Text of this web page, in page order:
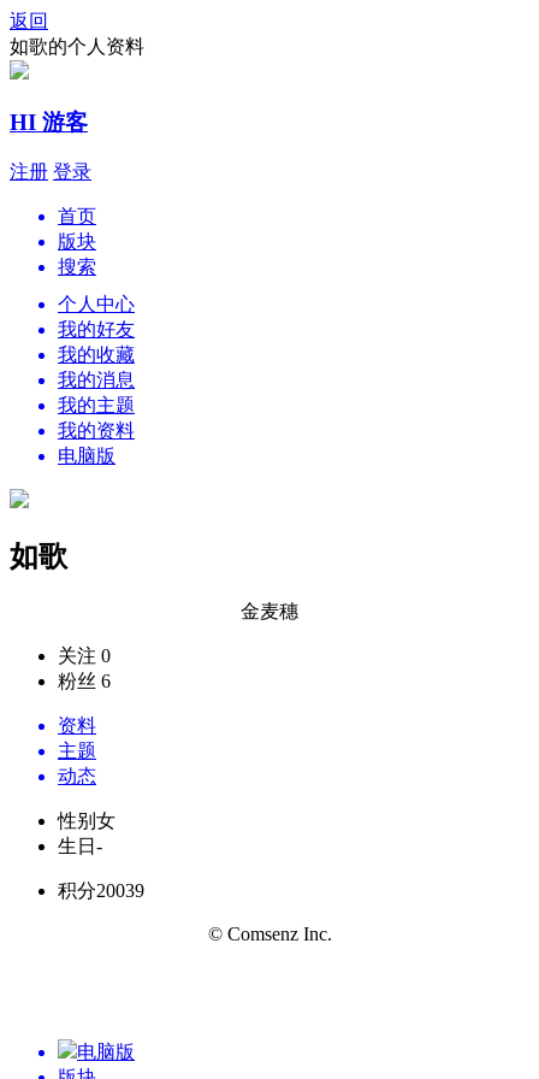
返回
如歌的个人资料
HI 游客
注册 登录
首页
版块
搜索
个人中心
我的好友
我的收藏
我的消息
我的主题
我的资料
电脑版
如歌
金麦穗
关注 0
粉丝 6
资料
主题
动态
性别 女
生日 -
积分20039
© Comsenz Inc.
电脑版